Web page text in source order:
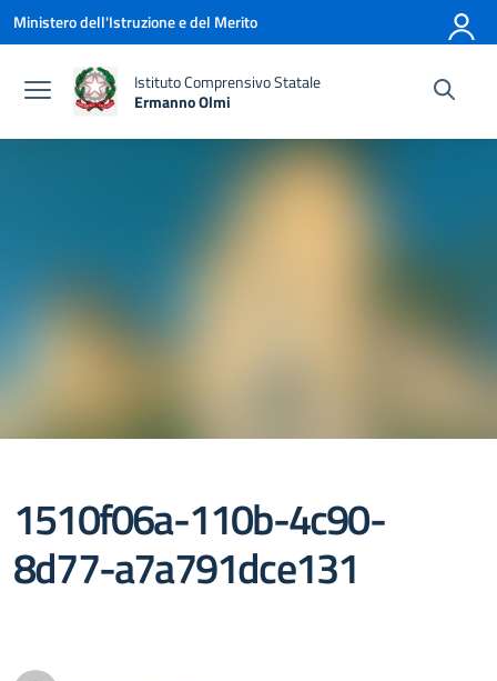
Vai ai contenuti
Vai al menu di navigazione
Vai al footer
Ministero dell'Istruzione e del Merito
Istituto Comprensivo Statale
Ermanno Olmi
1510f06a-110b-4c90-
8d77-a7a791dce131